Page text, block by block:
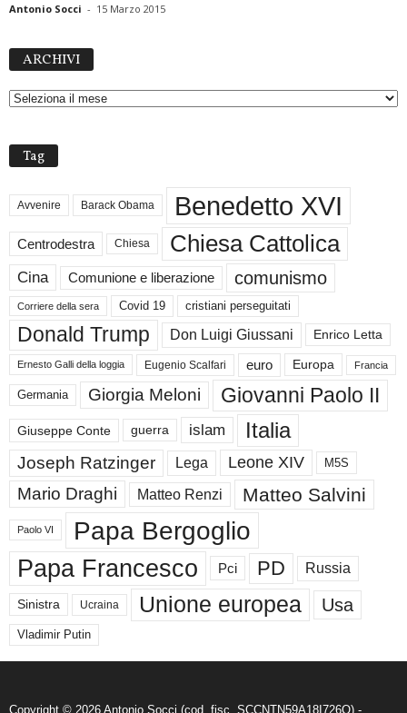
Antonio Socci - 15 Marzo 2015
ARCHIVI
H
Tag
Avvenire Barack Obama Benedetto XVI
Centrodestra Chiesa Chiesa Cattolica
Cina Comunione e liberazione comunismo
Corriere della sera Covid 19 cristiani perseguitati
Donald Trump Don Luigi Giussani Enrico Letta
Ernesto Galli della loggia Eugenio Scalfari euro Europa Francia
Germania Giorgia Meloni Giovanni Paolo II
Giuseppe Conte guerra islam Italia
Joseph Ratzinger Lega Leone XIV M5S
Mario Draghi Matteo Renzi Matteo Salvini
Paolo VI Papa Bergoglio
Papa Francesco Pci PD Russia
Sinistra Ucraina Unione europea Usa
Vladimir Putin
Copyright © 2026 Antonio Socci (cod. fisc. SCCNTN59A18I726O) -